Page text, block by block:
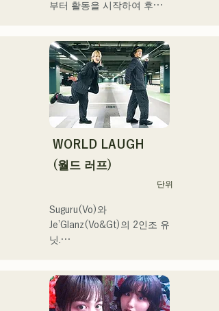
부터 활동을 시작하여 후쿠
로움이나 갈등에 다가가는
가사, 귀에 남는 기타 리프를
의식해, 듣는 사람의 마음에
새겨지는 듯한 사운드 만들
기를 목표로 하고 있다.
WORLD LAUGH
(월드 러프)
단위
Suguru(Vo)와
Je’Glanz(Vo&Gt)의 2인조 유
닛.
정력적으로 활동 중.
SNS 동영상 총 재생수 350